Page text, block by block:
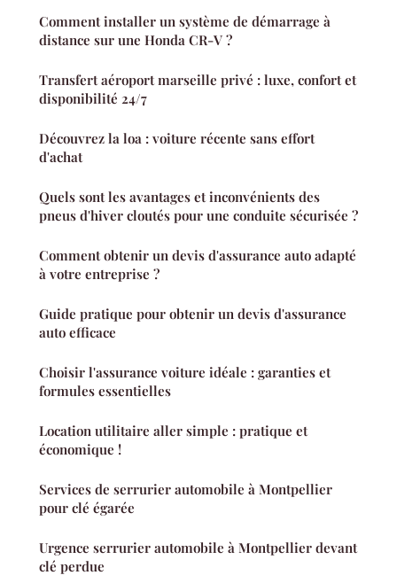
Comment installer un système de démarrage à
distance sur une Honda CR-V ?
Transfert aéroport marseille privé : luxe, confort et
disponibilité 24/7
Découvrez la loa : voiture récente sans effort
d'achat
Quels sont les avantages et inconvénients des
pneus d'hiver cloutés pour une conduite sécurisée ?
Comment obtenir un devis d'assurance auto adapté
à votre entreprise ?
Guide pratique pour obtenir un devis d'assurance
auto efficace
Choisir l'assurance voiture idéale : garanties et
formules essentielles
Location utilitaire aller simple : pratique et
économique !
Services de serrurier automobile à Montpellier
pour clé égarée
Urgence serrurier automobile à Montpellier devant
clé perdue